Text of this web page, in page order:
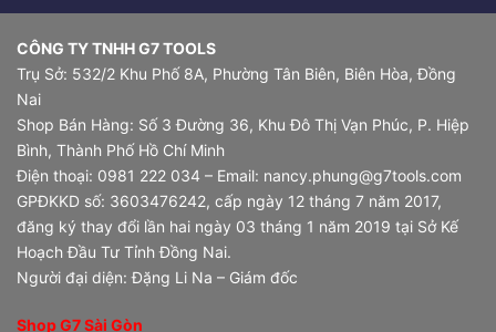
CÔNG TY TNHH G7 TOOLS
Trụ Sở: 532/2 Khu Phố 8A, Phường Tân Biên, Biên Hòa, Đồng
Nai
Shop Bán Hàng: Số 3 Đường 36, Khu Đô Thị Vạn Phúc, P. Hiệp
Bình, Thành Phố Hồ Chí Minh
Điện thoại: 0981 222 034 – Email: nancy.phung@g7tools.com
GPĐKKD số: 3603476242, cấp ngày 12 tháng 7 năm 2017,
đăng ký thay đổi lần hai ngày 03 tháng 1 năm 2019 tại Sở Kế
Hoạch Đầu Tư Tỉnh Đồng Nai.
Người đại diện: Đặng Li Na – Giám đốc
Shop G7 Sài Gòn